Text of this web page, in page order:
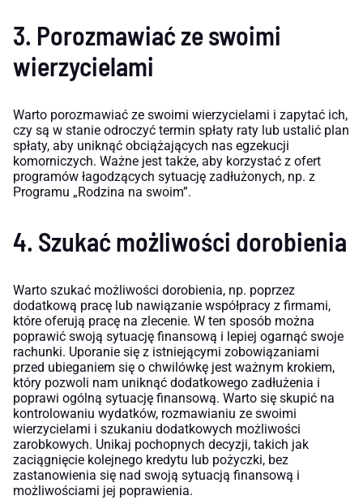
3. Porozmawiać ze swoimi
wierzycielami
Warto porozmawiać ze swoimi wierzycielami i zapytać ich,
czy są w stanie odroczyć termin spłaty raty lub ustalić plan
spłaty, aby uniknąć obciążających nas egzekucji
komorniczych. Ważne jest także, aby korzystać z ofert
programów łagodzących sytuację zadłużonych, np. z
Programu „Rodzina na swoim”.
4. Szukać możliwości dorobienia
Warto szukać możliwości dorobienia, np. poprzez
dodatkową pracę lub nawiązanie współpracy z firmami,
które oferują pracę na zlecenie. W ten sposób można
poprawić swoją sytuację finansową i lepiej ogarnąć swoje
rachunki. Uporanie się z istniejącymi zobowiązaniami
przed ubieganiem się o chwilówkę jest ważnym krokiem,
który pozwoli nam uniknąć dodatkowego zadłużenia i
poprawi ogólną sytuację finansową. Warto się skupić na
kontrolowaniu wydatków, rozmawianiu ze swoimi
wierzycielami i szukaniu dodatkowych możliwości
zarobkowych. Unikaj pochopnych decyzji, takich jak
zaciągnięcie kolejnego kredytu lub pożyczki, bez
zastanowienia się nad swoją sytuacją finansową i
możliwościami jej poprawienia.